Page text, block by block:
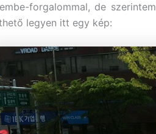
forgalommal, de
legyen itt egy kép: